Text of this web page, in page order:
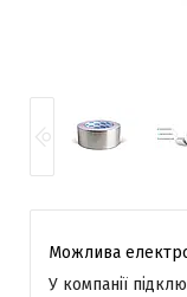
У компанії